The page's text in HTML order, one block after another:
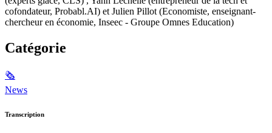
cofondateur, Probabl.AI) et Julien Pillot (Economiste, enseignant-
chercheur en économie, Inseec - Groupe Omnes Education)
Catégorie
🗞
News
Transcription